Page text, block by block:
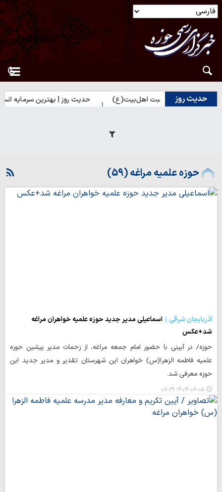
حدیث روز
شدن به محبت اهل‌بیت(ع) حدیث روز | بهترین سرمایه انسان
حوزه علمیه مراغه (59)
آذربایجان شرقی
اسماعیلی مدیر جدید حوزه علمیه خواهران مراغه
شد+عکس
حوزه/ در آیینی با حضور امام جمعه مراغه، از زحمات مدیر پیشین حوزه
علمیه فاطمه الزهرا(س) خواهران این شهرستان تقدیر و مدیر جدید این
حوزه معرفی شد.
۱۴۰۴-۰۸-۰۵ ۰۷:۲۹